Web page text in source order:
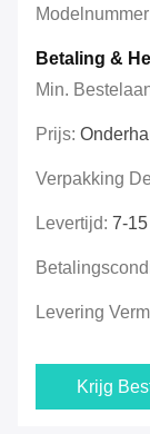
Betaling &
Min.
Prijs:
Verpakking
Levertijd: 7-
Levering
Krijg